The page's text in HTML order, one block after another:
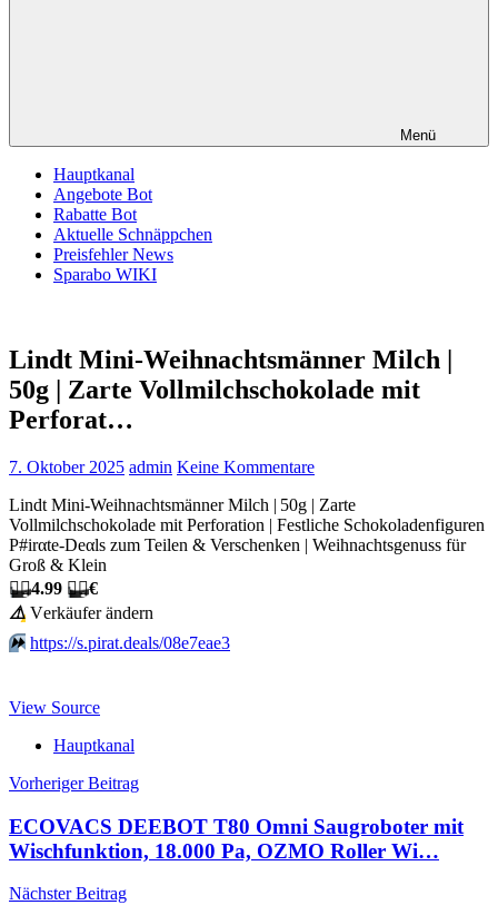
Menü
Hauptkanal
Angebote Bot
Rabatte Bot
Aktuelle Schnäppchen
Preisfehler News
Sparabo WIKI
Lindt Mini-Weihnachtsmänner Milch |
50g | Zarte Vollmilchschokolade mit
Perforat…
7. Oktober 2025 admin Keine Kommentare
Lindt Mini-Weihnachtsmänner Milch | 50g | Zarte
Vollmilchschokolade mit Perforation | Festliche Schokoladenfiguren
P#irαtе-Dеαls zum Teilen & Verschenken | Weihnachtsgenuss für
Groß & Klein
🏴‍☠️4.99 🏴‍☠️€
⚠️ Vеrkäufеr ändеrn
⏩️ https://s.pirat.deals/08e7eae3
View Source
Hauptkanal
Beitragsnavigation
Vorheriger Beitrag
ECOVACS DEEBOT T80 Omni Saugroboter mit
Wischfunktion, 18.000 Pa, OZMO Roller Wi…
Nächster Beitrag